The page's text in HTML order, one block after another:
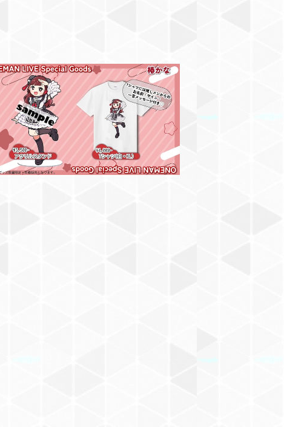
【椿かな】アクリルスタンド【2/24恵比寿LIQ
UIDROOM ワンマングッズ】
SOLD OUT